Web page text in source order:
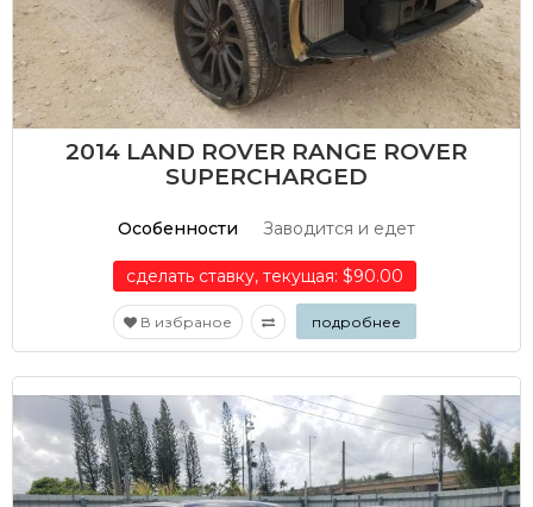
2014 LAND ROVER RANGE ROVER
SUPERCHARGED
Особенности Заводится и едет
сделать ставку, текущая: $90.00
В избраное подробнее